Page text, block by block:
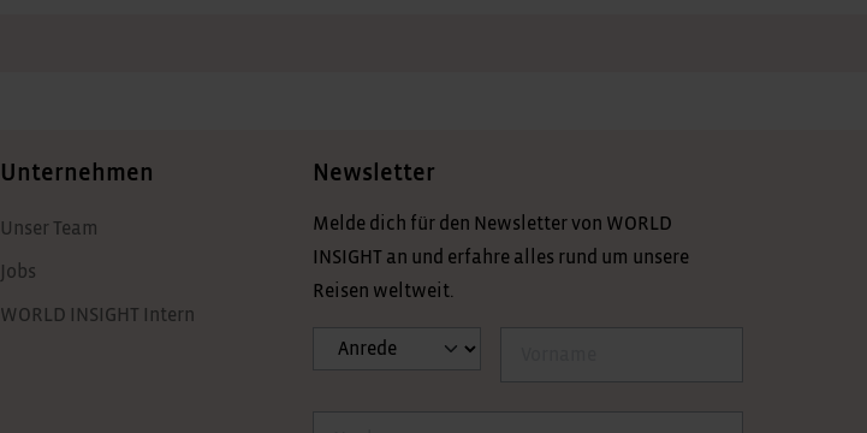
Unternehmen
Unser Team
Jobs
WORLD INSIGHT Intern
Newsletter
Melde dich für den Newsletter von WORLD
INSIGHT an und erfahre alles rund um unsere
Reisen weltweit.
Anrede